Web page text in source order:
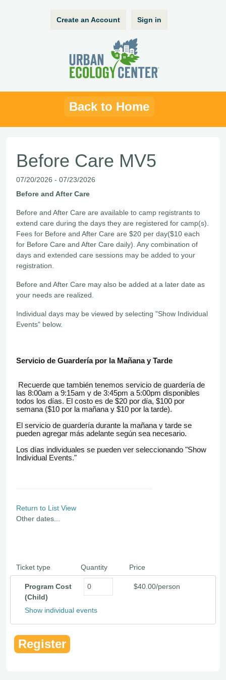
Create an Account Sign in
Back to Home
Before Care MV5
07/20/2026 - 07/23/2026
Before and After Care
Before and After Care are available to camp registrants to
extend care during the days they are registered for camp(s).
Fees for Before and After Care are $20 per day($10 each
for Before Care and After Care daily). Any combination of
days and extended care sessions may be added to your
registration.
Before and After Care may also be added at a later date as
your needs are realized.
Individual days may be viewed by selecting "Show Individual
Events" below.
Servicio de Guardería por la Mañana y Tarde
Recuerde que también tenemos servicio de guardería de
las 8:00am a 9:15am y de 3:45pm a 5:00pm disponibles
todos los días. El costo es de $20 por día, $100 por
semana ($10 por la mañana y $10 por la tarde).
El servicio de guardería durante la mañana y tarde se
pueden agregar más adelante según sea necesario.
Los días individuales se pueden ver seleccionando "Show
Individual Events."
Return to List View
Other dates...
Ticket type Quantity Price
Program Cost
(Child)
$40.00/person
Show individual events